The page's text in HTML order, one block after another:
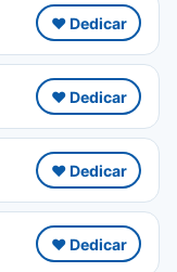
❤️ Dedicar
❤️ Dedicar
❤️ Dedicar
❤️ Dedicar